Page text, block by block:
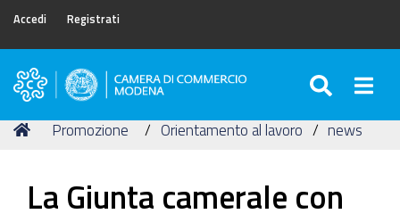
Accedi Registrati
Camera
Commercio
Tu
Home
Promozione Orientamento al lavoro news
La Giunta camerale con